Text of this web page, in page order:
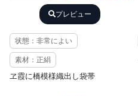
プレビュー
状態：非常によい
素材：正絹
ヱ霞に橋模様織出し袋帯